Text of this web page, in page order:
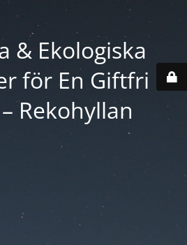
& Ekologiska
för En Giftfri
Rekohyllan